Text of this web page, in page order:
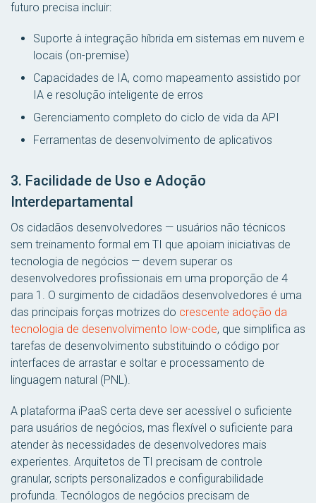
futuro precisa incluir:
Suporte à integração híbrida em sistemas em nuvem e
locais (on-premise)
Capacidades de IA, como mapeamento assistido por
IA e resolução inteligente de erros
Gerenciamento completo do ciclo de vida da API
Ferramentas de desenvolvimento de aplicativos
3. Facilidade de Uso e Adoção
Interdepartamental
Os cidadãos desenvolvedores — usuários não técnicos
sem treinamento formal em TI que apoiam iniciativas de
tecnologia de negócios — devem superar os
desenvolvedores profissionais em uma proporção de 4
para 1. O surgimento de cidadãos desenvolvedores é uma
das principais forças motrizes do crescente adoção da
tecnologia de desenvolvimento low-code, que simplifica as
tarefas de desenvolvimento substituindo o código por
interfaces de arrastar e soltar e processamento de
linguagem natural (PNL).
A plataforma iPaaS certa deve ser acessível o suficiente
para usuários de negócios, mas flexível o suficiente para
atender às necessidades de desenvolvedores mais
experientes. Arquitetos de TI precisam de controle
granular, scripts personalizados e configurabilidade
profunda. Tecnólogos de negócios precisam de